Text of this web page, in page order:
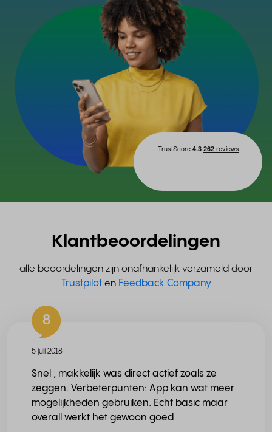
Klantbeoordelingen
alle beoordelingen zijn onafhankelijk verzameld door
Trustpiloten Feedback Company
8
5 juli 2018
Snel , makkelijk was direct actief zoals ze
zeggen. Verbeterpunten: App kan wat meer
mogelijkheden gebruiken. Echt basic maar
overall werkt het gewoon goed